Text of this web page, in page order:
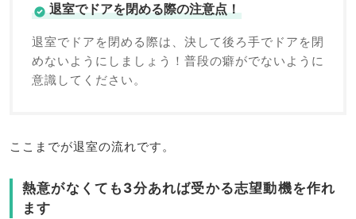
退室でドアを閉める際の注意点！
退室でドアを閉める際は、決して後ろ手でドアを閉
めないようにしましょう！普段の癖がでないように
意識してください。
ここまでが退室の流れです。
熱意がなくても3分あれば受かる志望動機を作れ
ます